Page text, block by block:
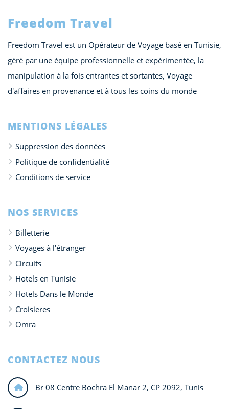
Freedom Travel
Freedom Travel est un Opérateur de Voyage basé en Tunisie,
géré par une équipe professionnelle et expérimentée, la
manipulation à la fois entrantes et sortantes, Voyage
d'affaires en provenance et à tous les coins du monde
MENTIONS LÉGALES
Suppression des données
Politique de confidentialité
Conditions de service
NOS SERVICES
Billetterie
Voyages à l'étranger
Circuits
Hotels en Tunisie
Hotels Dans le Monde
Croisieres
Omra
CONTACTEZ NOUS
Br 08 Centre Bochra El Manar 2, CP 2092, Tunis